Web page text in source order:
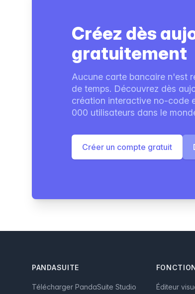
Créez dès
gratuitement
Aucune carte bancaire n'est
de temps. Découvrez dès
création interactive no-code
000 utilisateurs dans le
Créer un compte gratuit
PANDASUITE
Télécharger PandaSuite Studio Éditeur